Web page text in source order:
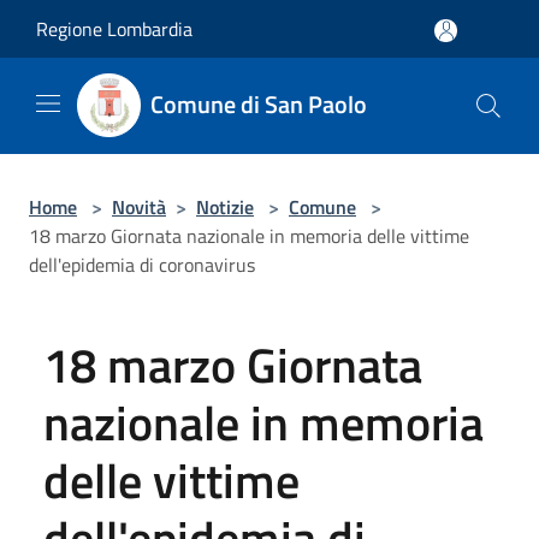
Regione Lombardia
Comune di San Paolo
Home > Novità > Notizie > Comune >
18 marzo Giornata nazionale in memoria delle vittime
dell'epidemia di coronavirus
18 marzo Giornata
nazionale in memoria
delle vittime